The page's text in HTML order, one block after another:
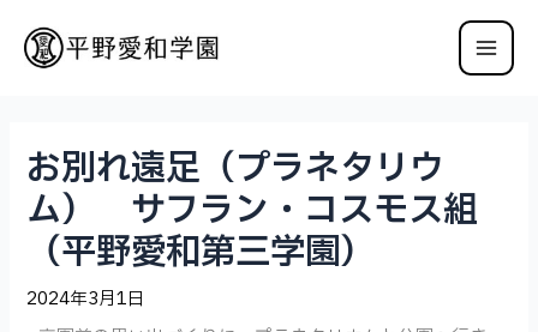
お別れ遠足（プラネタリウ
ム） サフラン・コスモス組
（平野愛和第三学園）
2024年3月1日